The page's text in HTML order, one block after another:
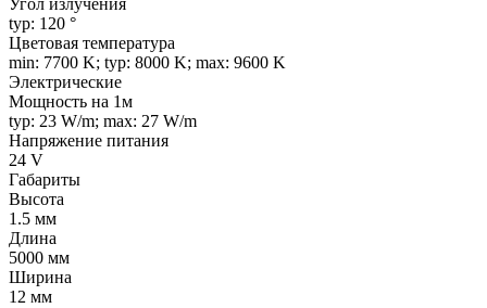
Угол излучения
typ: 120 °
Цветовая температура
min: 7700 K; typ: 8000 K; max: 9600 K
Электрические
Мощность на 1м
typ: 23 W/m; max: 27 W/m
Напряжение питания
24 V
Габариты
Высота
1.5 мм
Длина
5000 мм
Ширина
12 мм